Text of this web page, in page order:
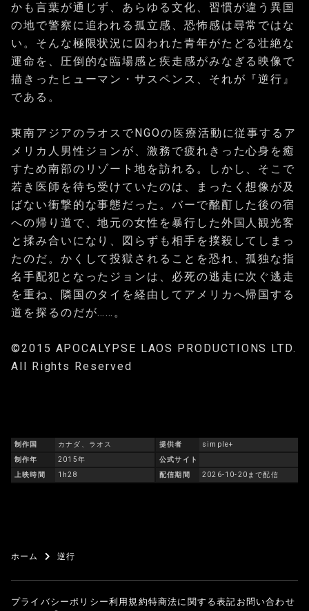
かも言葉が通じず、あらゆる文化、習慣が違う異国
の地で警察に追われる孤立感、恐怖感は尋常ではな
い。そんな極限状況に囚われた青年がたどる壮絶な
運命を、圧倒的な臨場感と疾走感がみなぎる映像で
描きったヒューマン・サスペンス、それが『逆行』
である。
東南アジアのラオスでNGOの医療活動に従事するア
メリカ人男性ジョンが、激務で疲れきった心身を癒
すため南部のリゾート地を訪れる。しかし、そこで
若き医師を待ち受けていたのは、まったく想像が及
ばない衝撃的な事態だった。バーで酩酊した後の宿
への帰り道で、地元の女性を暴行した外国人観光客
と揉み合いになり、図らずも相手を撲殺してしまっ
たのだ。かくして投獄されることを恐れ、孤独な指
名手配犯となったジョンは、必死の逃走に次ぐ逃走
を重ね、隣国のタイを経由してアメリカへ帰国する
道を探るのだが……。
©2015 APOCALYPSE LAOS PRODUCTIONS LTD.
All Rights Reserved
制作国
カナダ、ラオス
制作年
2015年
上映時間
1h28
提供者
simple+
公式サイト
配信期間
2026-10-20まで配信
ホーム 逆行
プライバシーポリシー利用規約特商法に関する表記 お問い合わせ